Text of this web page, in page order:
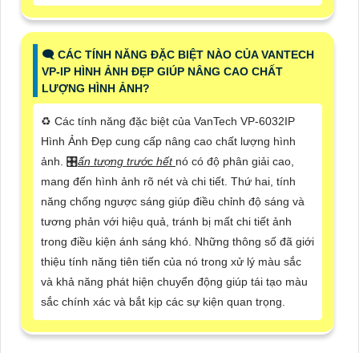
🗨️ CÁC TÍNH NĂNG ĐẶC BIỆT NÀO CỦA VANTECH
VP-IP HÌNH ẢNH ĐẸP GIÚP NÂNG CAO CHẤT
LƯỢNG HÌNH ẢNH?
♻️ Các tính năng đặc biệt của VanTech VP-6032IP
Hình Ảnh Đẹp cung cấp nâng cao chất lượng hình
ảnh. 🎛ấn tượng trước hết nó có độ phân giải cao,
mang đến hình ảnh rõ nét và chi tiết. Thứ hai, tính
năng chống ngược sáng giúp điều chỉnh độ sáng và
tương phản với hiệu quả, tránh bị mất chi tiết ảnh
trong điều kiện ánh sáng khó. Những thông số đã giới
thiệu tính năng tiên tiến của nó trong xử lý màu sắc
và khả năng phát hiện chuyển động giúp tái tạo màu
sắc chính xác và bắt kịp các sự kiện quan trọng.